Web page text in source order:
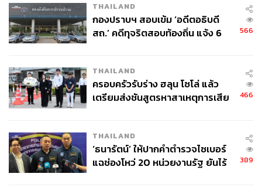
THAILAND
กองปราบฯ สอบเข้ม ‘อดีตอธิบดี
สถ.’ คดีทุจริตสอบท้องถิ่น แจ้ง 6
566
THAILAND
ครอบครัวรับร่าง ฮลุน โซโล่ แล้ว
เตรียมส่งชันสูตรหาสาเหตุการเสีย
466
THAILAND
‘ธนารัตน์’ ให้ปากคำตำรวจไซเบอร์
แฉช่องโหว่ 20 หน่วยงานรัฐ ยันไร้
389